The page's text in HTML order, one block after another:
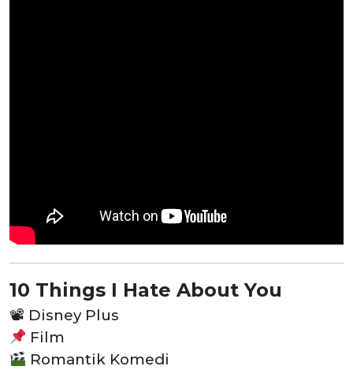
10 Things I Hate About You
📽 Disney Plus
Film
Romantik Komedi